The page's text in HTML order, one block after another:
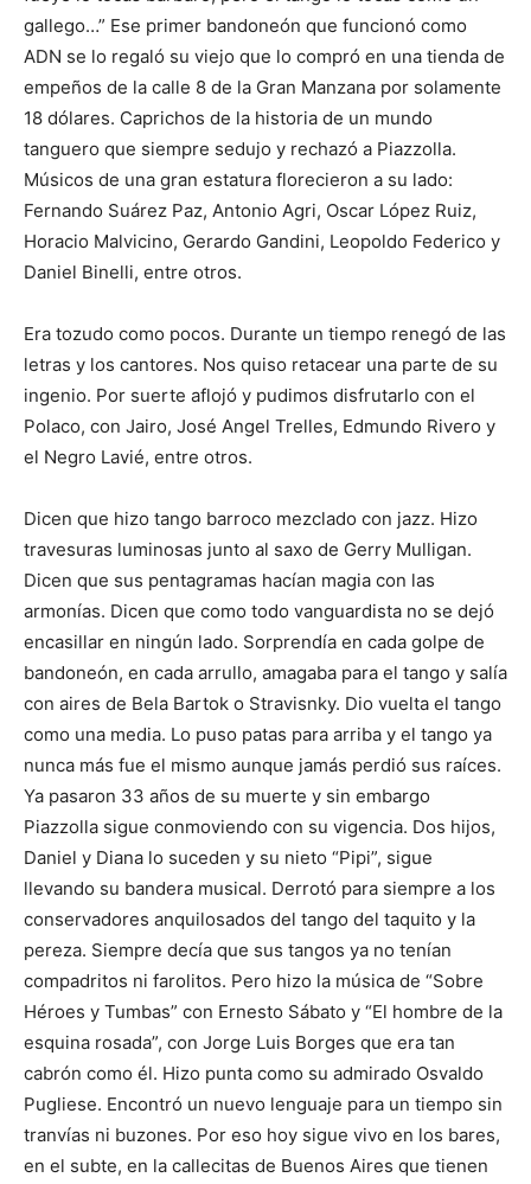
gallego…” Ese primer bandoneón que funcionó como
ADN se lo regaló su viejo que lo compró en una tienda de
empeños de la calle 8 de la Gran Manzana por solamente
18 dólares. Caprichos de la historia de un mundo
tanguero que siempre sedujo y rechazó a Piazzolla.
Músicos de una gran estatura florecieron a su lado:
Fernando Suárez Paz, Antonio Agri, Oscar López Ruiz,
Horacio Malvicino, Gerardo Gandini, Leopoldo Federico y
Daniel Binelli, entre otros.
Era tozudo como pocos. Durante un tiempo renegó de las
letras y los cantores. Nos quiso retacear una parte de su
ingenio. Por suerte aflojó y pudimos disfrutarlo con el
Polaco, con Jairo, José Angel Trelles, Edmundo Rivero y
el Negro Lavié, entre otros.
Dicen que hizo tango barroco mezclado con jazz. Hizo
travesuras luminosas junto al saxo de Gerry Mulligan.
Dicen que sus pentagramas hacían magia con las
armonías. Dicen que como todo vanguardista no se dejó
encasillar en ningún lado. Sorprendía en cada golpe de
bandoneón, en cada arrullo, amagaba para el tango y salía
con aires de Bela Bartok o Stravisnky. Dio vuelta el tango
como una media. Lo puso patas para arriba y el tango ya
nunca más fue el mismo aunque jamás perdió sus raíces.
Ya pasaron 33 años de su muerte y sin embargo
Piazzolla sigue conmoviendo con su vigencia. Dos hijos,
Daniel y Diana lo suceden y su nieto “Pipi”, sigue
llevando su bandera musical. Derrotó para siempre a los
conservadores anquilosados del tango del taquito y la
pereza. Siempre decía que sus tangos ya no tenían
compadritos ni farolitos. Pero hizo la música de “Sobre
Héroes y Tumbas” con Ernesto Sábato y “El hombre de la
esquina rosada”, con Jorge Luis Borges que era tan
cabrón como él. Hizo punta como su admirado Osvaldo
Pugliese. Encontró un nuevo lenguaje para un tiempo sin
tranvías ni buzones. Por eso hoy sigue vivo en los bares,
en el subte, en la callecitas de Buenos Aires que tienen